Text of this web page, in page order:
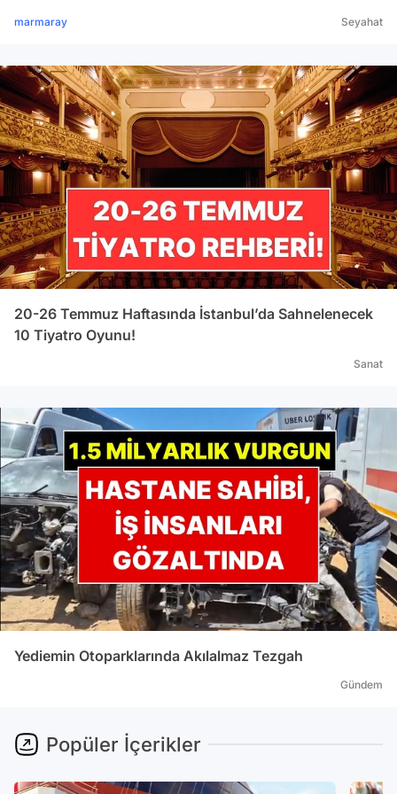
marmaray Seyahat
20-26 Temmuz Haftasında İstanbul’da Sahnelenecek
10 Tiyatro Oyunu!
Sanat
Yediemin Otoparklarında Akılalmaz Tezgah
Gündem
Popüler İçerikler